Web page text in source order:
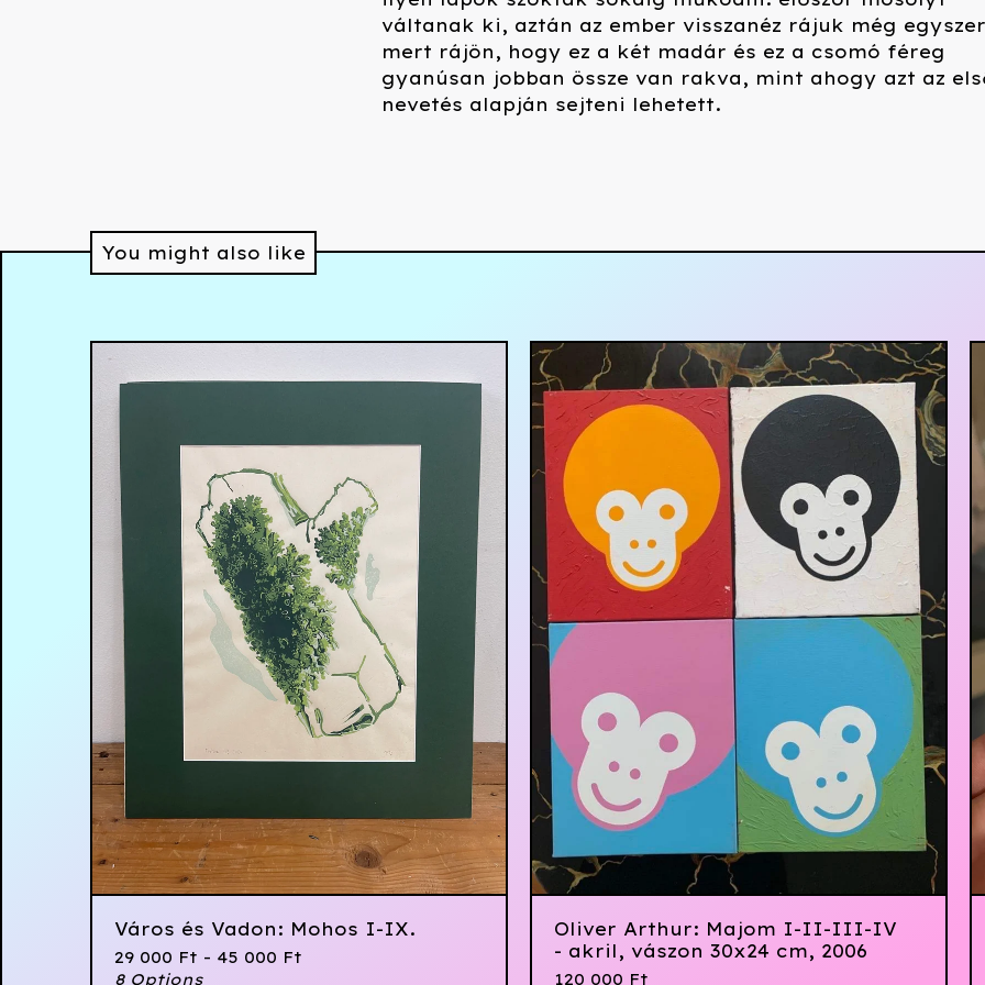
váltanak ki, aztán az ember visszanéz rájuk még
mert rájön, hogy ez a két madár és ez a csomó féreg
gyanúsan jobban össze van rakva, mint ahogy azt az
nevetés alapján sejteni lehetett.
You might also like
Város és Vadon: Mohos I-IX.
29 000 Ft - 45 000 Ft
8 Options
Oliver Arthur: Majom I-II-III-IV
- akril, vászon 30x24 cm, 2006
120 000 Ft